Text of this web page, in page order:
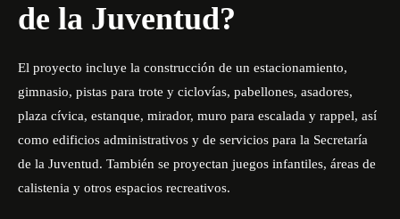
de la Juventud?
El proyecto incluye la construcción de un estacionamiento,
gimnasio, pistas para trote y ciclovías, pabellones, asadores,
plaza cívica, estanque, mirador, muro para escalada y rappel, así
como edificios administrativos y de servicios para la Secretaría
de la Juventud. También se proyectan juegos infantiles, áreas de
calistenia y otros espacios recreativos.